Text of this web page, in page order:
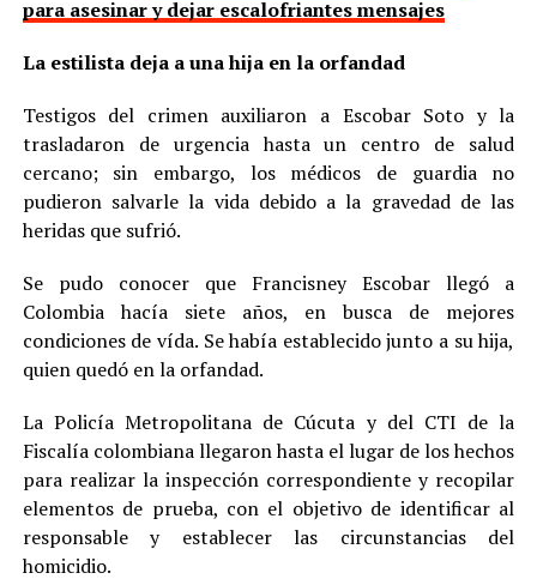
para asesinar y dejar escalofriantes mensajes
La estilista deja a una hija en la orfandad
Testigos del crimen auxiliaron a Escobar Soto y la
trasladaron de urgencia hasta un centro de salud
cercano; sin embargo, los médicos de guardia no
pudieron salvarle la vida debido a la gravedad de las
heridas que sufrió.
Se pudo conocer que Francisney Escobar llegó a
Colombia hacía siete años, en busca de mejores
condiciones de vída. Se había establecido junto a su hija,
quien quedó en la orfandad.
La Policía Metropolitana de Cúcuta y del CTI de la
Fiscalía colombiana llegaron hasta el lugar de los hechos
para realizar la inspección correspondiente y recopilar
elementos de prueba, con el objetivo de identificar al
responsable y establecer las circunstancias del
homicidio.